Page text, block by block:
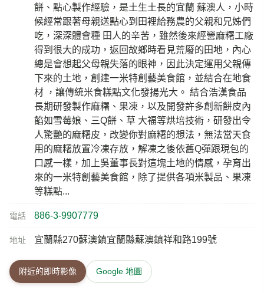
餅、點心製作經驗，是土生土長的宜蘭 蘇澳人，小時
候經常跟著母親送點心到田裡給務農的父親和兄姊們
吃，深深體會種 田人的辛苦，雖然後來經營麻糬工廠
得到很大的成功，返回故鄉時看見荒廢的田地，內心
總是會想起父母親失落的眼神，因此決定運用父親傳
下來的土地，創建一米特創藝美食館，並結合在地食
材 ，讓傳統米食糕點文化發揚光大。 結合浩漢食品
長期研發製作麻糬、果凍，以及開發許多創新餅皮內
餡如雪莓娘、三Q餅、草 大福等烘培技術，研發出令
人驚艷的麻糬皮，改變你對麻糬的想法，無法當天食
用的麻糬放置冷凍存放，解凍之後依舊Q彈跟現包的
口感一樣，加上吳董事長對這塊土地的情感，孕育出
來的一米特創藝美食館，除了提供各項米製品、果凍
等糕點...
電話 886-3-9907779
地址 宜蘭縣270蘇澳鎮宜蘭縣蘇澳鎮祥和路199號
附近的即時影像 Google 地圖